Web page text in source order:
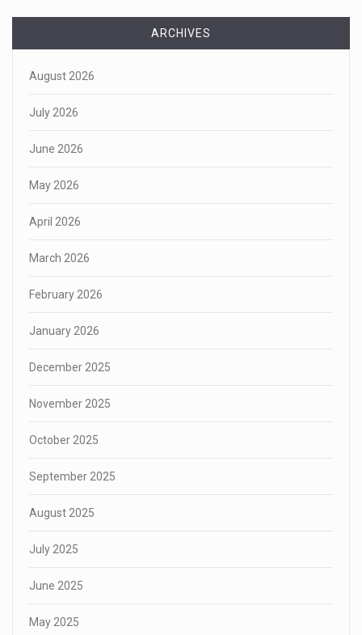
ARCHIVES
August 2026
July 2026
June 2026
May 2026
April 2026
March 2026
February 2026
January 2026
December 2025
November 2025
October 2025
September 2025
August 2025
July 2025
June 2025
May 2025